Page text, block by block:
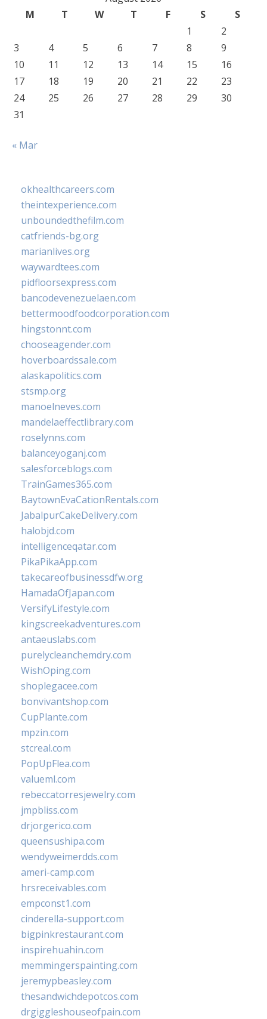
M
T W T F S
S
1
2
3
4 5 6 7 8
9
10
11 12 13 14 15
16
17
18 19 20 21 22
23
24
25 26 27 28 29
30
31
« Mar
okhealthcareers.com
theintexperience.com
unboundedthefilm.com
catfriends-bg.org
marianlives.org
waywardtees.com
pidfloorsexpress.com
bancodevenezuelaen.com
bettermoodfoodcorporation.com
hingstonnt.com
chooseagender.com
hoverboardssale.com
alaskapolitics.com
stsmp.org
manoelneves.com
mandelaeffectlibrary.com
roselynns.com
balanceyoganj.com
salesforceblogs.com
TrainGames365.com
BaytownEvaCationRentals.com
JabalpurCakeDelivery.com
halobjd.com
intelligenceqatar.com
PikaPikaApp.com
takecareofbusinessdfw.org
HamadaOfJapan.com
VersifyLifestyle.com
kingscreekadventures.com
antaeuslabs.com
purelycleanchemdry.com
WishOping.com
shoplegacee.com
bonvivantshop.com
CupPlante.com
mpzin.com
stcreal.com
PopUpFlea.com
valueml.com
rebeccatorresjewelry.com
jmpbliss.com
drjorgerico.com
queensushipa.com
wendyweimerdds.com
ameri-camp.com
hrsreceivables.com
empconst1.com
cinderella-support.com
bigpinkrestaurant.com
inspirehuahin.com
memmingerspainting.com
jeremypbeasley.com
thesandwichdepotcos.com
drgiggleshouseofpain.com